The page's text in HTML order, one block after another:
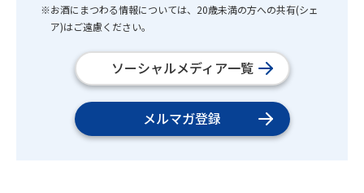
※お酒にまつわる情報については、20歳未満の方への共有(シェ
ア)はご遠慮ください。
ソーシャルメディア一覧
メルマガ登録